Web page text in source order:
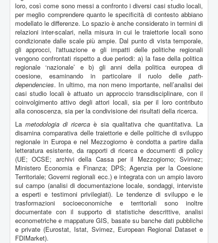
loro, così come sono messi a confronto i diversi casi studio locali,
per meglio comprendere quanto le specificità di contesto abbiano
modellato le differenze. Lo spazio è anche considerato in termini di
relazioni inter-scalari, nella misura in cui le traiettorie locali sono
condizionate dalle scale più ampie. Dal punto di vista temporale,
gli approcci, l'attuazione e gli impatti delle politiche regionali
vengono confrontati rispetto a due periodi: a) la fase della politica
regionale ‘nazionale’ e b) gli anni della politica europea di
coesione, esaminando in particolare il ruolo delle path-
dependencies. In ultimo, ma non meno importante, nell’analisi dei
casi studio locali è attuato un approccio transdisciplinare, con il
coinvolgimento attivo degli attori locali, sia per il loro contributo
alla conoscenza, sia per la condivisione dei risultati della ricerca.
Lametodologia di ricerca è sia qualitativa che quantitativa. La
disamina comparativa delle traiettorie e delle politiche di sviluppo
regionale in Europa e nel Mezzogiorno è condotta a partire dalla
letteratura esistente, da rapporti di ricerca e documenti di policy
(UE; OCSE; archivi della Cassa per il Mezzogiorno; Svimez;
Ministero Economia e Finanza; DPS; Agenzia per la Coesione
Territoriale; Governi regionali ecc.) e integrata con un ampio lavoro
sul campo (analisi di documentazione locale, sondaggi, interviste
a esperti e testimoni privilegiati). Le tendenze di sviluppo e le
trasformazioni socioeconomiche e territoriali sono inoltre
documentate con il supporto di statistiche descrittive, analisi
econometriche e mappature GIS, basate su banche dati pubbliche
e private (Eurostat, Istat, Svimez, European Regional Dataset e
FDIMarket).